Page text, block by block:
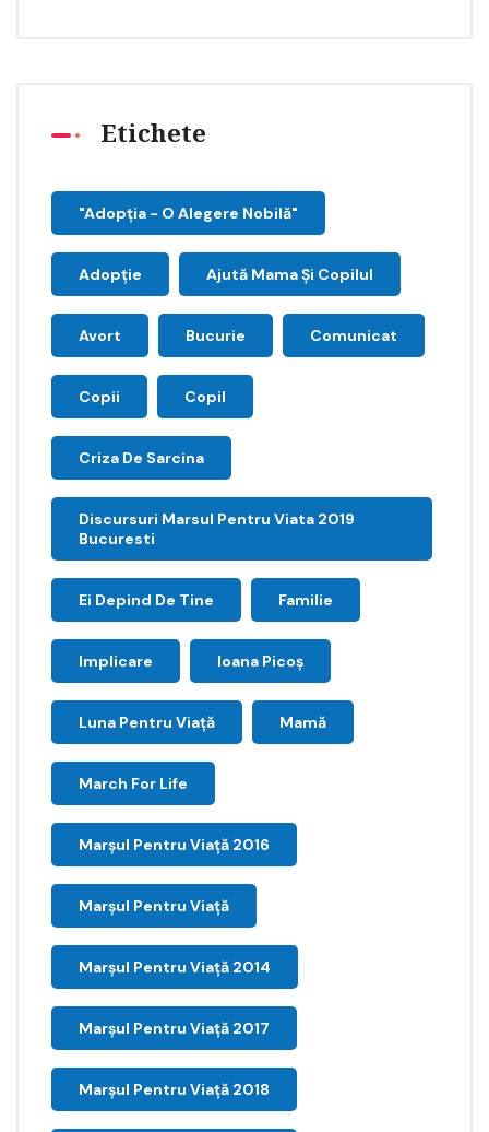
Etichete
"Adopţia - O Alegere Nobilă"
Adopție Ajută Mama Și Copilul
Avort Bucurie Comunicat
Copii Copil
Criza De Sarcina
Discursuri Marsul Pentru Viata 2019
Bucuresti
Ei Depind De Tine Familie
Implicare Ioana Picoş
Luna Pentru Viață Mamă
March For Life
Marşul Pentru Viaţă 2016
Marșul Pentru Viață
Marșul Pentru Viață 2014
Marșul Pentru Viață 2017
Marșul Pentru Viață 2018